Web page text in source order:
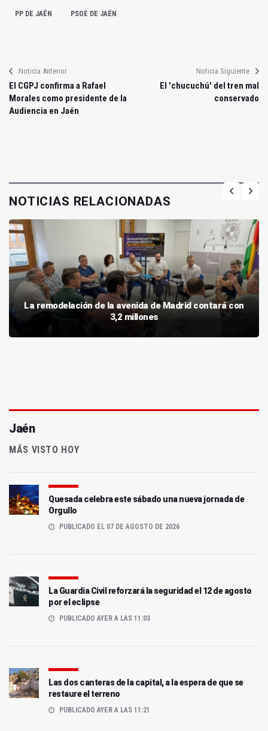
PP DE JAÉN PSOE DE JAÉN
Noticia Anterior
El CGPJ confirma a Rafael
Morales como presidente de la
Audiencia en Jaén
Noticia Siguiente
El 'chucuchú' del tren mal
conservado
NOTICIAS RELACIONADAS
La remodelación de la avenida de Madrid contará con
3,2 millones
Jaén
MÁS VISTO HOY
Quesada celebra este sábado una nueva jornada de
Orgullo
PUBLICADO EL 07 DE AGOSTO DE 2026
La Guardia Civil reforzará la seguridad el 12 de agosto
por el eclipse
PUBLICADO AYER A LAS 11:03
Las dos canteras de la capital, a la espera de que se
restaure el terreno
PUBLICADO AYER A LAS 11:21